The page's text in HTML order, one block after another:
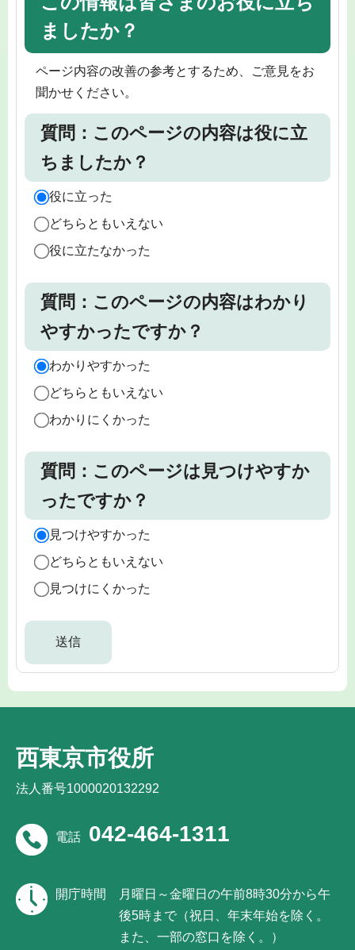
ましたか？
ページ内容の改善の参考とするため、ご意見をお
聞かせください。
質問：このページの内容は役に立
ちましたか？
役に立った
どちらともいえない
役に立たなかった
質問：このページの内容はわかり
やすかったですか？
わかりやすかった
どちらともいえない
わかりにくかった
質問：このページは見つけやすか
ったですか？
見つけやすかった
どちらともいえない
見つけにくかった
西東京市役所
法人番号1000020132292
電話 042-464-1311
開庁時間
月曜日～金曜日の午前8時30分から午
後5時まで（祝日、年末年始を除く。
また、一部の窓口を除く。）